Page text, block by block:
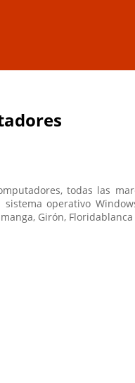
todas las
operativo
Girón, Floridablanca